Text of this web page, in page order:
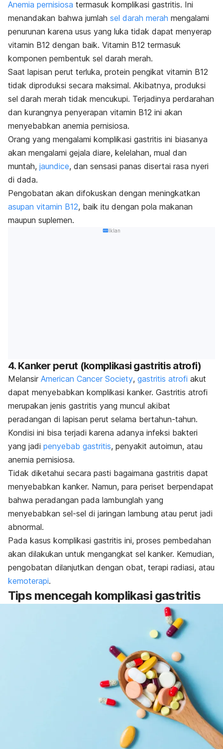
Anemia pernisiosa termasuk komplikasi gastritis. Ini
menandakan bahwa jumlah sel darah merah mengalami
penurunan karena usus yang luka tidak dapat menyerap
vitamin B12 dengan baik. Vitamin B12 termasuk
komponen pembentuk sel darah merah.
Saat lapisan perut terluka, protein pengikat vitamin B12
tidak diproduksi secara maksimal. Akibatnya, produksi
sel darah merah tidak mencukupi. Terjadinya perdarahan
dan kurangnya penyerapan vitamin B12 ini akan
menyebabkan anemia pernisiosa.
Orang yang mengalami komplikasi gastritis ini biasanya
akan mengalami gejala diare, kelelahan, mual dan
muntah, jaundice, dan sensasi panas disertai rasa nyeri
di dada.
Pengobatan akan difokuskan dengan meningkatkan
asupan vitamin B12, baik itu dengan pola makanan
maupun suplemen.
Iklan
4. Kanker perut (komplikasi gastritis atrofi)
Melansir American Cancer Society, gastritis atrofi akut
dapat menyebabkan komplikasi kanker. Gastritis atrofi
merupakan jenis gastritis yang muncul akibat
peradangan di lapisan perut selama bertahun-tahun.
Kondisi ini bisa terjadi karena adanya infeksi bakteri
yang jadi penyebab gastritis, penyakit autoimun, atau
anemia pernisiosa.
Tidak diketahui secara pasti bagaimana gastritis dapat
menyebabkan kanker. Namun, para periset berpendapat
bahwa peradangan pada lambunglah yang
menyebabkan sel-sel di jaringan lambung atau perut jadi
abnormal.
Pada kasus komplikasi gastritis ini, proses pembedahan
akan dilakukan untuk mengangkat sel kanker. Kemudian,
pengobatan dilanjutkan dengan obat, terapi radiasi, atau
kemoterapi.
Tips mencegah komplikasi gastritis